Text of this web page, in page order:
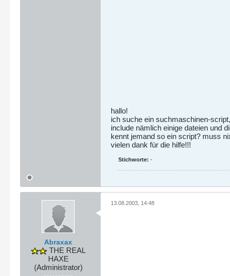
hallo!
ich suche ein suchmaschinen-
include nämlich einige dateien und
kennt jemand so ein script? muss
vielen dank für die hilfe!!!
Stichworte: -
Abraxax
THE REAL
HAXE
(Administrator)
13.08.2003, 14:48